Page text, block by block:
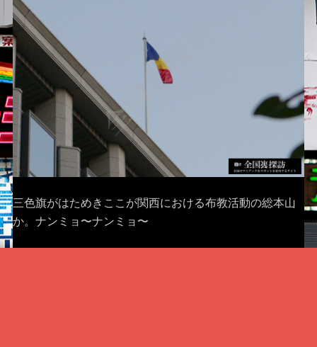
三色旗がはためきここが関西における布教活動の総本山
か。ナンミョ〜ナンミョ〜